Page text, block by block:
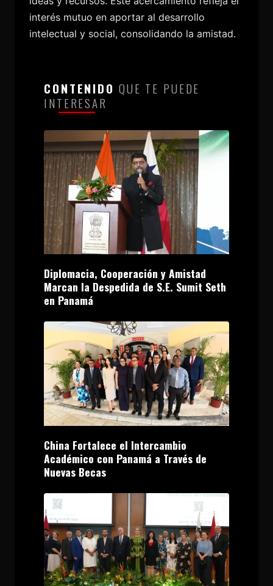
interés mutuo en aportar al desarrollo
intelectual y social, consolidando la amistad.
CONTENIDO QUE TE PUEDE
INTERESAR
Diplomacia, Cooperación y Amistad
Marcan la Despedida de S.E. Sumit Seth
en Panamá
China Fortalece el Intercambio
Académico con Panamá a Través de
Nuevas Becas